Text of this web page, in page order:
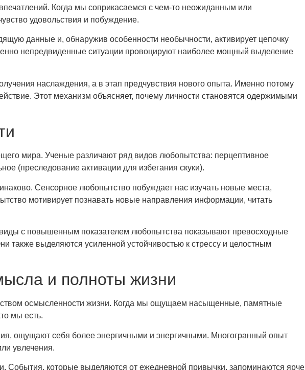
Когда мы соприкасаемся с чем-то неожиданным или
удовольствия и побуждение.
данные и, обнаружив особенности необычности, активирует цепочку
непредвиденные ситуации провоцируют наиболее мощный выделение
наслаждения, а в этап предчувствия нового опыта. Именно потому
Этот механизм объясняет, почему личности становятся одержимыми
мира. Ученые различают ряд видов любопытства: перцептивное
(преследование активации для избегания скуки).
Сенсорное любопытство побуждает нас изучать новые места,
мотивирует познавать новые направления информации, читать
с повышенным показателем любопытства показывают превосходные
также выделяются усиленной устойчивостью к стрессу и целостным
и полноты жизни
осмысленности жизни. Когда мы ощущаем насыщенные, памятные
мы есть.
ощущают себя более энергичными и энергичными. Многогранный опыт
увлечения.
События, которые выделяются от ежедневной привычки, запоминаются ярче